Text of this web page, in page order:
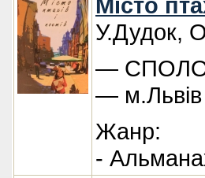
У.Дудок,
—
— м.Львів
Жанр:
-